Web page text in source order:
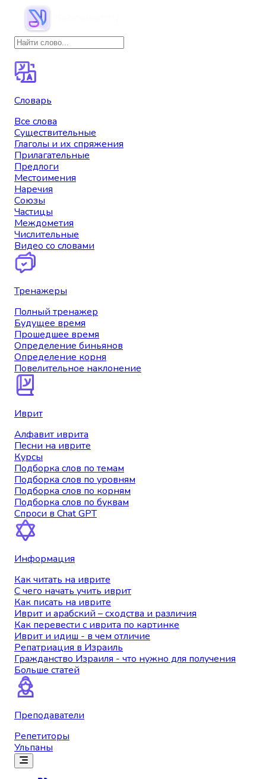
Словарь
Все слова
Существительные
Глаголы и их спряжения
Прилагательные
Предлоги
Местоимения
Наречия
Союзы
Частицы
Междометия
Числительные
Видео со словами
Тренажеры
Полный тренажер
Будущее время
Прошедшее время
Определение биньянов
Определение корня
Повелительное наклонение
Иврит
Алфавит иврита
Песни на иврите
Курсы
Подборка слов по темам
Подборка слов по уровням
Подборка слов по корням
Подборка слов по буквам
Спроси в Chat GPT
Информация
Как читать на иврите
С чего начать учить иврит
Как писать на иврите
Иврит и арабский – сходства и различия
Как перевести с иврита по картинке
Иврит и идиш - в чем отличие
Репатриация в Израиль
Гражданство Израиля - что нужно для получения
Больше статей
Преподаватели
Репетиторы
Ульпаны